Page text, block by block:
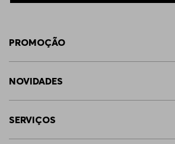
PROMOÇÃO
NOVIDADES
SERVIÇOS